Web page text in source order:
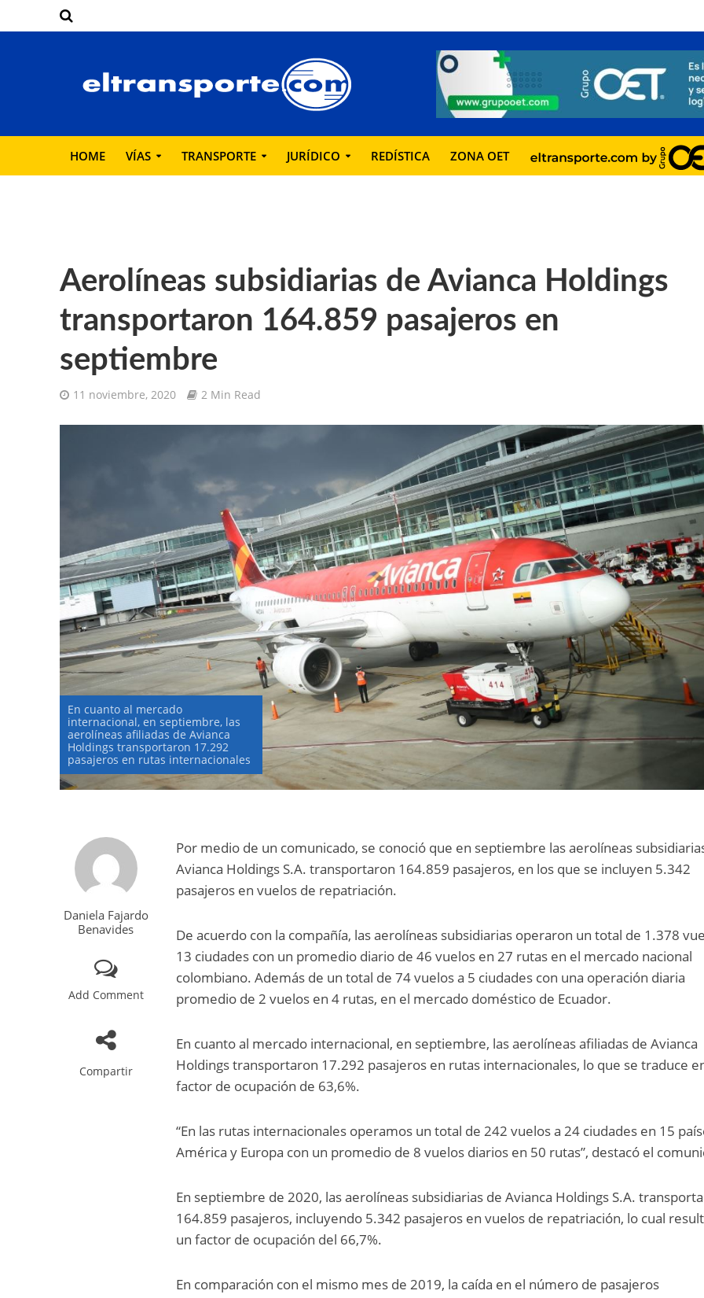
HOME VÍAS TRANSPORTE JURÍDICO REDÍSTICA ZONA OET
Aerolíneas subsidiarias de Avianca Holdings
transportaron 164.859 pasajeros en
septiembre
11 noviembre, 2020 2 Min Read
En cuanto al mercado
internacional, en septiembre, las
aerolíneas afiliadas de Avianca
Holdings transportaron 17.292
pasajeros en rutas internacionales
Daniela Fajardo
Benavides
Add Comment
Compartir
Por medio de un comunicado, se conoció que en septiembre las aerolíneas
Avianca Holdings S.A. transportaron 164.859 pasajeros, en los que se incluyen 5.342
pasajeros en vuelos de repatriación.
De acuerdo con la compañía, las aerolíneas subsidiarias operaron un total de 1.378
13 ciudades con un promedio diario de 46 vuelos en 27 rutas en el mercado nacional
colombiano. Además de un total de 74 vuelos a 5 ciudades con una operación diaria
promedio de 2 vuelos en 4 rutas, en el mercado doméstico de Ecuador.
En cuanto al mercado internacional, en septiembre, las aerolíneas afiliadas de Avianca
Holdings transportaron 17.292 pasajeros en rutas internacionales, lo que se traduce
factor de ocupación de 63,6%.
“En las rutas internacionales operamos un total de 242 vuelos a 24 ciudades en 15
América y Europa con un promedio de 8 vuelos diarios en 50 rutas”, destacó el
En septiembre de 2020, las aerolíneas subsidiarias de Avianca Holdings S.A.
164.859 pasajeros, incluyendo 5.342 pasajeros en vuelos de repatriación, lo cual
un factor de ocupación del 66,7%.
En comparación con el mismo mes de 2019, la caída en el número de pasajeros